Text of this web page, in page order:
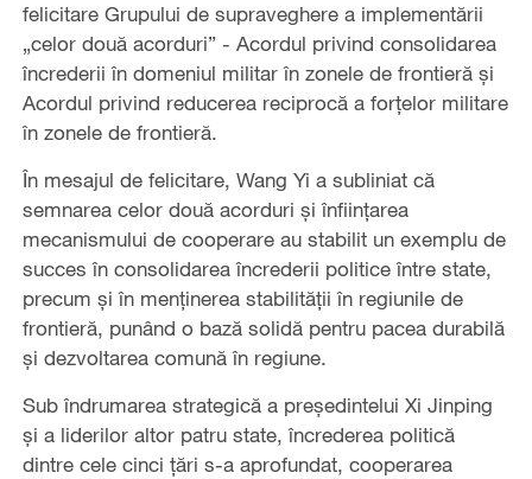
felicitare Grupului de supraveghere a implementării
„celor două acorduri” - Acordul privind consolidarea
încrederii în domeniul militar în zonele de frontieră și
Acordul privind reducerea reciprocă a forțelor militare
în zonele de frontieră.
În mesajul de felicitare, Wang Yi a subliniat că
semnarea celor două acorduri și înființarea
mecanismului de cooperare au stabilit un exemplu de
succes în consolidarea încrederii politice între state,
precum și în menținerea stabilității în regiunile de
frontieră, punând o bază solidă pentru pacea durabilă
și dezvoltarea comună în regiune.
Sub îndrumarea strategică a președintelui Xi Jinping
și a liderilor altor patru state, încrederea politică
dintre cele cinci țări s-a aprofundat, cooperarea